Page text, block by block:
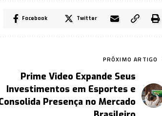
Facebook Twitter
PRÓXIMO ARTIGO
Prime Video Expande Seus
Investimentos em Esportes e
Presença no Mercado